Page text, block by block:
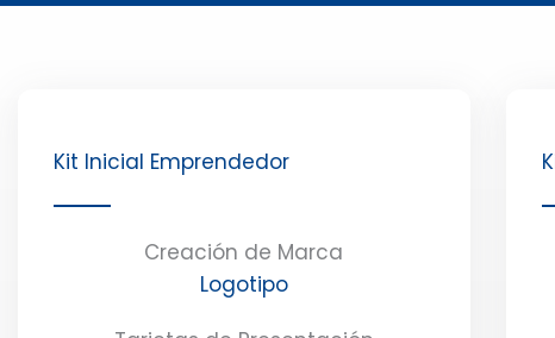
Kit Inicial Emprendedor
Creación de Marca
Logotipo